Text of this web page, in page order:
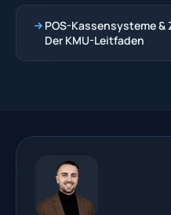
POS-Kassensysteme
Der KMU-Leitfaden